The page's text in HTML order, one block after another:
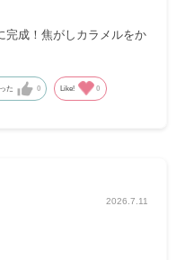
完成！焦がしカラメルをか
た 0 Like! 0
2026.7.11